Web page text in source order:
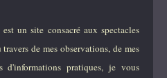
est un site consacré aux spectacles
de mes observations, de mes
d'informations pratiques, je vous